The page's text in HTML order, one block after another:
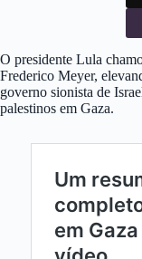
O presidente Lula
Frederico Meyer,
governo sionista de
palestinos em Gaza.